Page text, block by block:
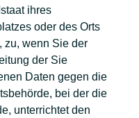
ihres
oder des Orts
zu, wenn Sie der
der Sie
Daten gegen die
bei der die
unterrichtet den